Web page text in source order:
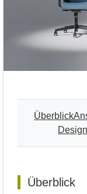
Überblick
Design
Überblick